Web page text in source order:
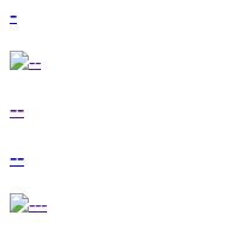
-
--
--